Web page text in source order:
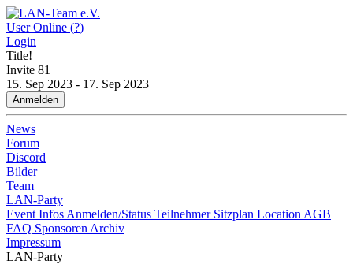
User Online (?)
Login
Title!
Invite 81
15. Sep 2023 - 17. Sep 2023
Anmelden
News
Forum
Discord
Bilder
Team
LAN-Party
Event Infos Anmelden/Status Teilnehmer Sitzplan Location AGB
FAQ Sponsoren Archiv
Impressum
LAN-Party